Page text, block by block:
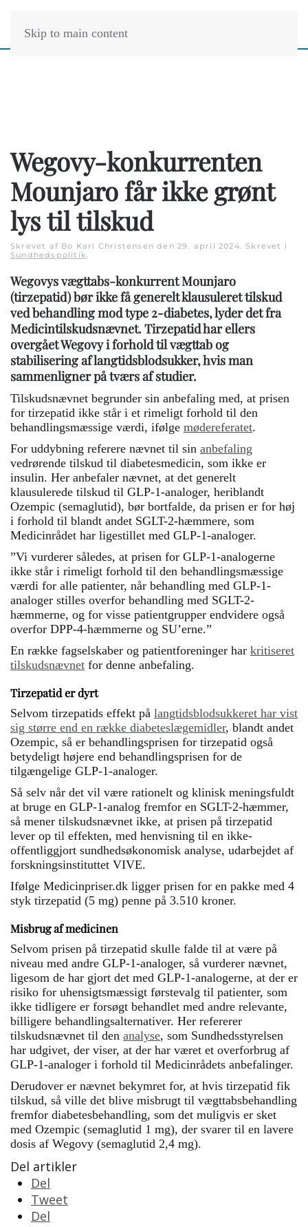
Skip to main content
Wegovy-konkurrenten
Mounjaro får ikke grønt
lys til tilskud
Skrevet af Bo Karl Christensen den 29. april 2024. Skrevet i
Sundhedspolitik.
Wegovys vægttabs-konkurrent Mounjaro
(tirzepatid) bør ikke få generelt klausuleret tilskud
ved behandling mod type 2-diabetes, lyder det fra
Medicintilskudsnævnet. Tirzepatid har ellers
overgået Wegovy i forhold til vægttab og
stabilisering af langtidsblodsukker, hvis man
sammenligner på tværs af studier.
Tilskudsnævnet begrunder sin anbefaling med, at prisen
for tirzepatid ikke står i et rimeligt forhold til den
behandlingsmæssige værdi, ifølge mødereferatet.
For uddybning referere nævnet til sin anbefaling
vedrørende tilskud til diabetesmedicin, som ikke er
insulin. Her anbefaler nævnet, at det generelt
klausulerede tilskud til GLP-1-analoger, heriblandt
Ozempic (semaglutid), bør bortfalde, da prisen er for høj
i forhold til blandt andet SGLT-2-hæmmere, som
Medicinrådet har ligestillet med GLP-1-analoger.
”Vi vurderer således, at prisen for GLP-1-analogerne
ikke står i rimeligt forhold til den behandlingsmæssige
værdi for alle patienter, når behandling med GLP-1-
analoger stilles overfor behandling med SGLT-2-
hæmmerne, og for visse patientgrupper endvidere også
overfor DPP-4-hæmmerne og SU’erne.”
En række fagselskaber og patientforeninger har kritiseret
tilskudsnævnet for denne anbefaling.
Tirzepatid er dyrt
Selvom tirzepatids effekt på langtidsblodsukkeret har vist
sig større end en række diabeteslægemidler, blandt andet
Ozempic, så er behandlingsprisen for tirzepatid også
betydeligt højere end behandlingsprisen for de
tilgængelige GLP-1-analoger.
Så selv når det vil være rationelt og klinisk meningsfuldt
at bruge en GLP-1-analog fremfor en SGLT-2-hæmmer,
så mener tilskudsnævnet ikke, at prisen på tirzepatid
lever op til effekten, med henvisning til en ikke-
offentliggjort sundhedsøkonomisk analyse, udarbejdet af
forskningsinstituttet VIVE.
Ifølge Medicinpriser.dk ligger prisen for en pakke med 4
styk tirzepatid (5 mg) penne på 3.510 kroner.
Misbrug af medicinen
Selvom prisen på tirzepatid skulle falde til at være på
niveau med andre GLP-1-analoger, så vurderer nævnet,
ligesom de har gjort det med GLP-1-analogerne, at der er
risiko for uhensigtsmæssigt førstevalg til patienter, som
ikke tidligere er forsøgt behandlet med andre relevante,
billigere behandlingsalternativer. Her refererer
tilskudsnævnet til den analyse, som Sundhedsstyrelsen
har udgivet, der viser, at der har været et overforbrug af
GLP-1-analoger i forhold til Medicinrådets anbefalinger.
Derudover er nævnet bekymret for, at hvis tirzepatid fik
tilskud, så ville det blive misbrugt til vægttabsbehandling
fremfor diabetesbehandling, som det muligvis er sket
med Ozempic (semaglutid 1 mg), der svarer til en lavere
dosis af Wegovy (semaglutid 2,4 mg).
Del artikler
Del
Tweet
Del